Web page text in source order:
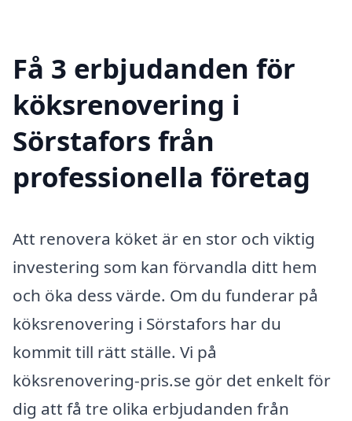
Få 3 erbjudanden för
köksrenovering i
Sörstafors från
professionella företag
Att renovera köket är en stor och viktig
investering som kan förvandla ditt hem
och öka dess värde. Om du funderar på
köksrenovering i Sörstafors har du
kommit till rätt ställe. Vi på
köksrenovering-pris.se gör det enkelt för
dig att få tre olika erbjudanden från